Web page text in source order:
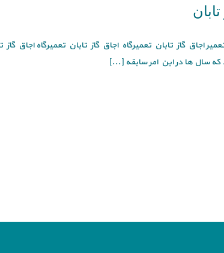
اجاق گاز تابان تعمیرگاه اجاق گاز تابان تعمیرگاه اجاق گاز
سال ها در این امر سابقه [...]